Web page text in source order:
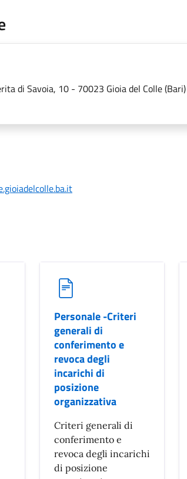
di Savoia, 10 - 70023 Gioia del Colle (Bari)
Personale -Criteri
generali di
conferimento e
revoca degli
incarichi di
posizione
organizzativa
Criteri generali di
conferimento e
revoca degli incarichi
di posizione